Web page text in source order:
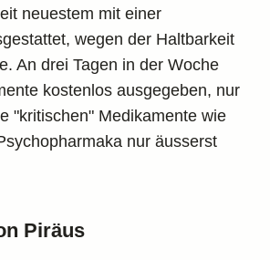
neuestem mit einer
wegen der Haltbarkeit
An drei Tagen in der Woche
kostenlos ausgegeben, nur
"kritischen" Medikamente wie
nur äusserst
Piräus